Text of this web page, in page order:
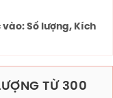
Số lượng, Kích
TỪ 300